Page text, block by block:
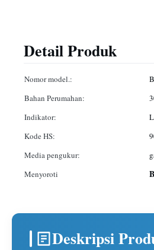
Detail Produk
Nomor model.:
Bahan Perumahan:
Indikator:
Kode HS:
Media pengukur:
Menyoroti
Deskripsi